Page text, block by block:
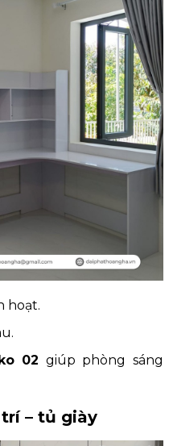
hoạt.
02 giúp phòng sáng
– tủ giày